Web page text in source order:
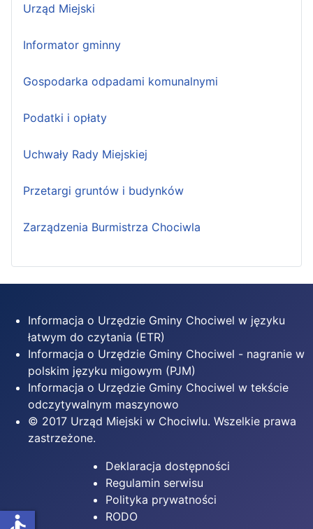
Urząd Miejski
Informator gminny
Gospodarka odpadami komunalnymi
Podatki i opłaty
Uchwały Rady Miejskiej
Przetargi gruntów i budynków
Zarządzenia Burmistrza Chociwla
Informacja o Urzędzie Gminy Chociwel w języku
łatwym do czytania (ETR)
Informacja o Urzędzie Gminy Chociwel - nagranie w
polskim języku migowym (PJM)
Informacja o Urzędzie Gminy Chociwel w tekście
odczytywalnym maszynowo
© 2017 Urząd Miejski w Chociwlu. Wszelkie prawa
zastrzeżone.
Deklaracja dostępności
Regulamin serwisu
Polityka prywatności
RODO